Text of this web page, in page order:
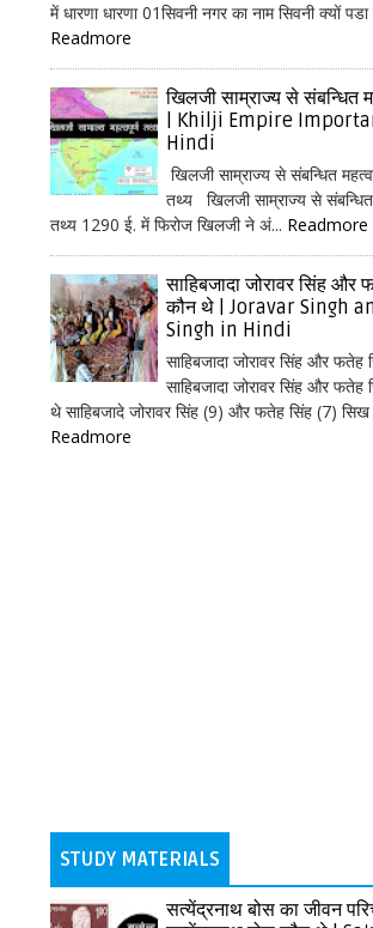
में धारणा धारणा 01सिवनी नगर का नाम सिवनी क्यों
Readmore
खिलजी साम्राज्य से संबन्धित
| Khilji Empire
Hindi
खिलजी साम्राज्य से संबन्धित
तथ्य खिलजी साम्राज्य से संबन्धित
तथ्य 1290 ई. में फिरोज खिलजी ने अं... Readmore
साहिबजादा जोरावर सिंह और
कौन थे | Joravar Singh
Singh in Hindi
साहिबजादा जोरावर सिंह और
साहिबजादा जोरावर सिंह और फतेह
थे साहिबजादे जोरावर सिंह (9) और फतेह सिंह (7) सिख
Readmore
STUDY MATERIALS
सत्येंद्रनाथ बोस का जीवन